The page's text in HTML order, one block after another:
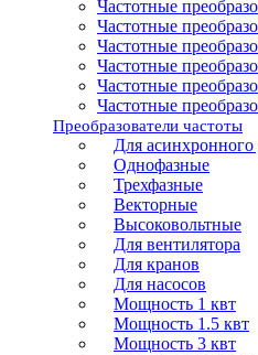
Частотные
Частотные
Частотные
Частотные
Частотные
Частотные
Преобразователи частоты
Для асинхронного
Однофазные
Трехфазные
Векторные
Высоковольтные
Для вентилятора
Для кранов
Для насосов
Мощность 1 квт
Мощность 1.5 квт
Мощность 3 квт